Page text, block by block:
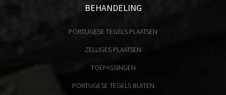
BEHANDELING
PORTUGESE TEGELS PLAATSEN
ZELLIGES PLAATSEN
TOEPASSINGEN
PORTUGESE TEGELS BUITEN